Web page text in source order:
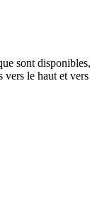
sont disponibles,
vers le haut et vers